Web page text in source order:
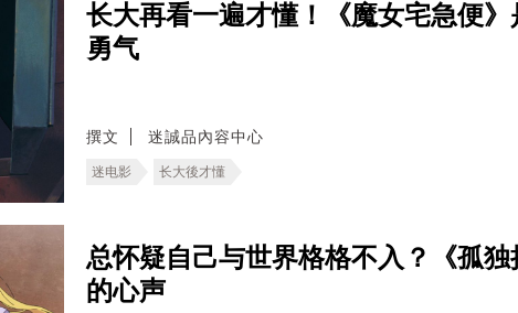
长大再看一遍才懂！《魔女宅急便
勇气
撰文 迷誠品內容中心
迷电影 长大後才懂
总怀疑自己与世界格格不入？《孤
的心声